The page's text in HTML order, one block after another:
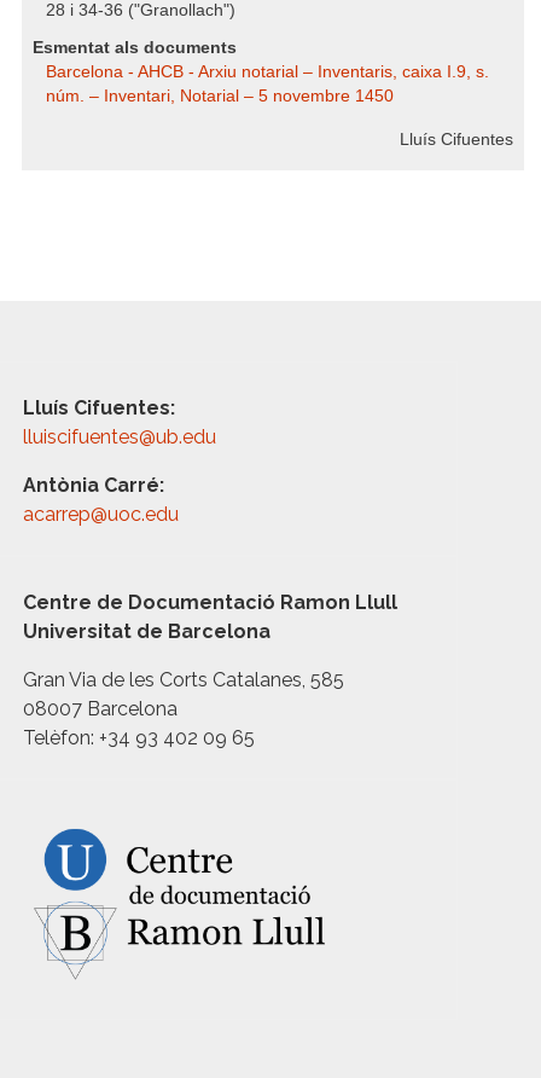
28 i 34-36 ("Granollach")
Esmentat als documents
Barcelona - AHCB - Arxiu notarial – Inventaris, caixa I.9, s.
núm. – Inventari, Notarial – 5 novembre 1450
Lluís Cifuentes
Lluís Cifuentes:
lluiscifuentes@ub.edu
Antònia Carré:
acarrep@uoc.edu
Centre de Documentació Ramon Llull
Universitat de Barcelona
Gran Via de les Corts Catalanes, 585
08007 Barcelona
Telèfon: +34 93 402 09 65